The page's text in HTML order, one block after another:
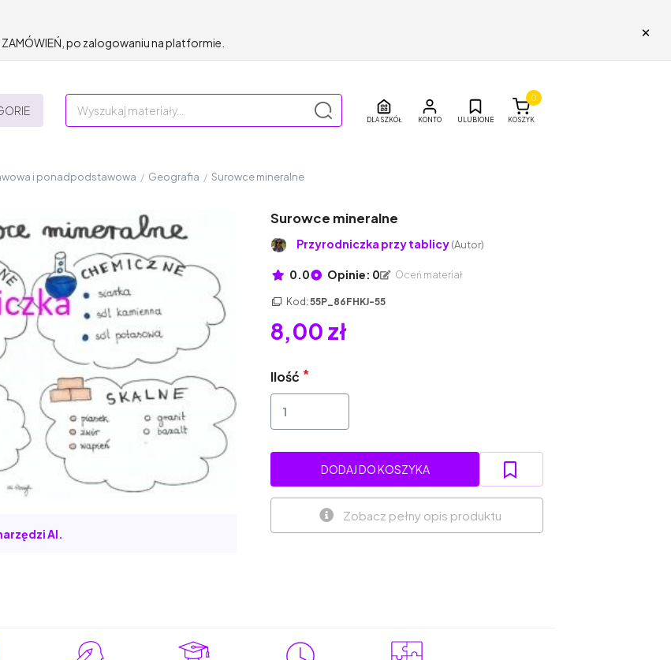
po zalogowaniu na platformie.
×
DLA SZKÓŁ ULUBIONE KOSZYK
0
i ponadpodstawowa / Geografia / Surowce mineralne
AI.
Surowce mineralne
Przyrodniczka przy tablicy(Autor)
0.0 Opinie: 0 Oceń materiał
Kod:55P_86FHKJ-55
8,00 zł
Ilość
DODAJ DO KOSZYKA
Zobacz pełny opis produktu